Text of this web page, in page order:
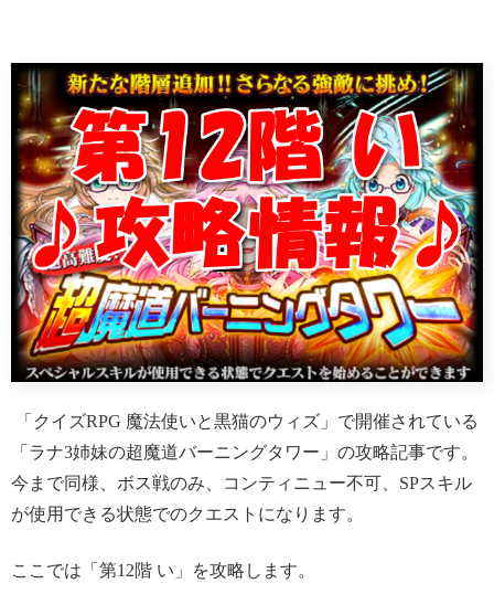
「クイズRPG 魔法使いと黒猫のウィズ」で開催されている
「ラナ3姉妹の超魔道バーニングタワー」の攻略記事です。
今まで同様、ボス戦のみ、コンティニュー不可、SPスキル
が使用できる状態でのクエストになります。
ここでは「第12階 い」を攻略します。